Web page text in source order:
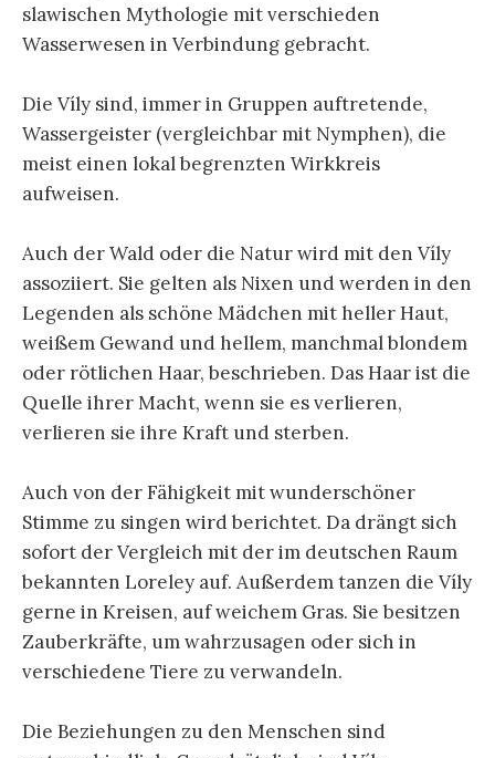
slawischen Mythologie mit verschieden
Wasserwesen in Verbindung gebracht.
Die Víly sind, immer in Gruppen auftretende,
Wassergeister (vergleichbar mit Nymphen), die
meist einen lokal begrenzten Wirkkreis
aufweisen.
Auch der Wald oder die Natur wird mit den Víly
assoziiert. Sie gelten als Nixen und werden in den
Legenden als schöne Mädchen mit heller Haut,
weißem Gewand und hellem, manchmal blondem
oder rötlichen Haar, beschrieben. Das Haar ist die
Quelle ihrer Macht, wenn sie es verlieren,
verlieren sie ihre Kraft und sterben.
Auch von der Fähigkeit mit wunderschöner
Stimme zu singen wird berichtet. Da drängt sich
sofort der Vergleich mit der im deutschen Raum
bekannten Loreley auf. Außerdem tanzen die Víly
gerne in Kreisen, auf weichem Gras. Sie besitzen
Zauberkräfte, um wahrzusagen oder sich in
verschiedene Tiere zu verwandeln.
Die Beziehungen zu den Menschen sind